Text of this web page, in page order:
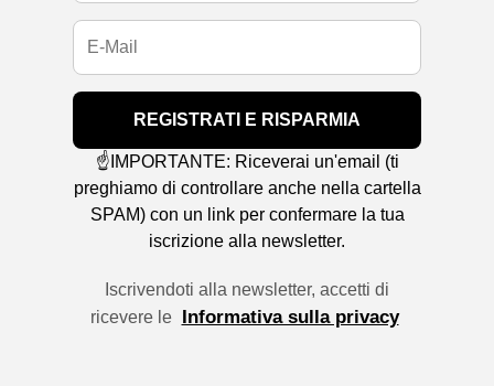
REGISTRATI E RISPARMIA
☝️IMPORTANTE: Riceverai un'email (ti
preghiamo di controllare anche nella cartella
SPAM) con un link per confermare la tua
iscrizione alla newsletter.
Iscrivendoti alla newsletter, accetti di
ricevere le Informativa sulla privacy